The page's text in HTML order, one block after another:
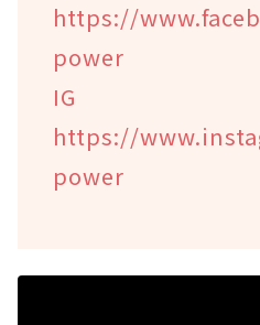
https://
power
IG
https://
power